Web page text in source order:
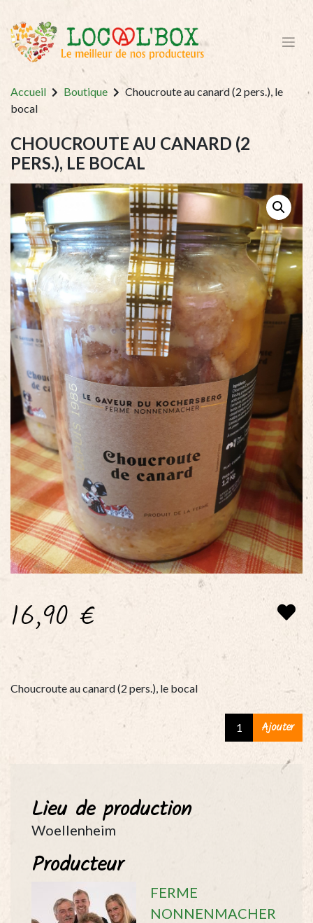
Accueil Boutique
Choucroute au canard (2 pers.), le
bocal
CHOUCROUTE AU CANARD (2
PERS.), LE BOCAL
16,90 €
Choucroute au canard (2 pers.), le bocal
ChoucrouteAjouter
Lieu de production
Woellenheim
Producteur
FERME
NONNENMACHER